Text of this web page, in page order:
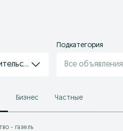
Подкатегория
Все объявления
Бизнес Частные
- газель